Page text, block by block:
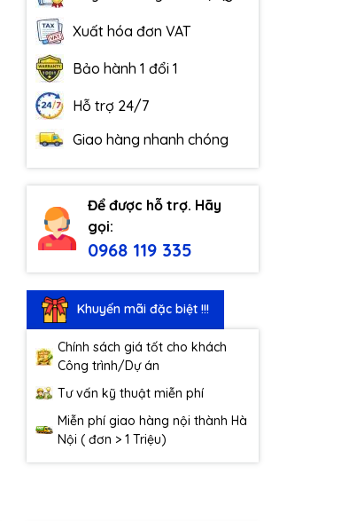
Xuất hóa đơn VAT
Bảo hành 1 đổi 1
Hỗ trợ 24/7
Giao hàng nhanh chóng
Để được hỗ trợ. Hãy
gọi:
0968 119 335
Khuyến mãi đặc biệt !!!
Chính sách giá tốt cho khách
Công trình/Dự án
Tư vấn kỹ thuật miễn phí
Miễn phí giao hàng nội thành Hà
Nội ( đơn > 1 Triệu)